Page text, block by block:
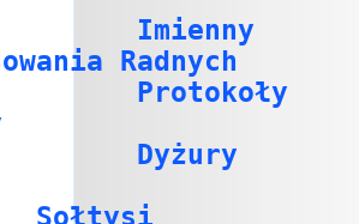
Imienny
Radnych
Protokoły
Dyżury
Sołtysi